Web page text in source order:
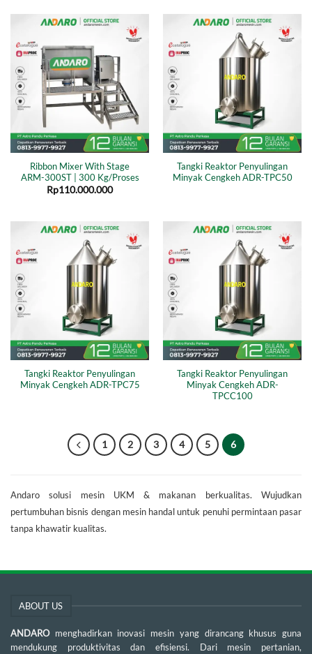
Ribbon Mixer With Stage
ARM-300ST | 300 Kg/Proses
Rp110.000.000
Tangki Reaktor Penyulingan
Minyak Cengkeh ADR-TPC50
Tangki Reaktor Penyulingan
Minyak Cengkeh ADR-TPC75
Tangki Reaktor Penyulingan
Minyak Cengkeh ADR-
TPCC100
1 2 3 4 5 6
Andaro solusi mesin UKM & makanan berkualitas. Wujudkan
pertumbuhan bisnis dengan mesin handal untuk penuhi permintaan pasar
tanpa khawatir kualitas.
ABOUT US
ANDARO menghadirkan inovasi mesin yang dirancang khusus guna
mendukung produktivitas dan efisiensi. Dari mesin pertanian,